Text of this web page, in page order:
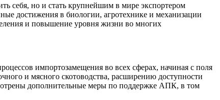
себя, но и стать крупнейшим в мире экспортером
достижения в биологии, агротехнике и механизации
и повышение уровня жизни во многих
импортозамещения во всех сферах, начиная с поля
и мясного скотоводства, расширению доступности
дополнительные меры по поддержке АПК, в том